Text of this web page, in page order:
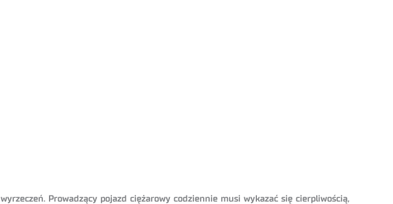
Prowadzący pojazd ciężarowy codziennie musi wykazać się cierpliwością,